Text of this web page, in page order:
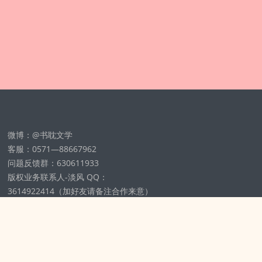
微博：@书耽文学
客服：0571—88667962
问题反馈群：630611933
版权业务联系人-淡风 QQ：
3614922414（加好友请备注合作来意）